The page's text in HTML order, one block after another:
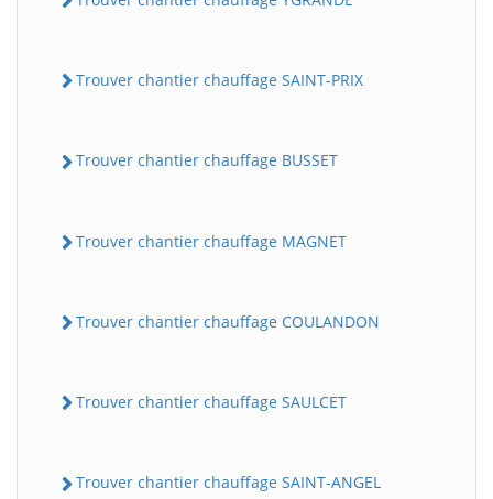
Trouver chantier chauffage SAINT-PRIX
Trouver chantier chauffage BUSSET
Trouver chantier chauffage MAGNET
Trouver chantier chauffage COULANDON
Trouver chantier chauffage SAULCET
Trouver chantier chauffage SAINT-ANGEL